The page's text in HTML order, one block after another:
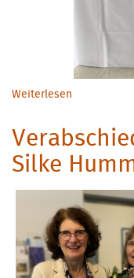
Weiterlesen
Silke